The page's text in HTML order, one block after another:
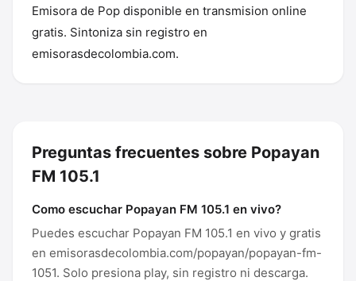
Emisora de Pop disponible en transmision online
gratis. Sintoniza sin registro en
emisorasdecolombia.com.
Preguntas frecuentes sobre Popayan
FM 105.1
Como escuchar Popayan FM 105.1 en vivo?
Puedes escuchar Popayan FM 105.1 en vivo y gratis
en emisorasdecolombia.com/popayan/popayan-fm-
1051. Solo presiona play, sin registro ni descarga.